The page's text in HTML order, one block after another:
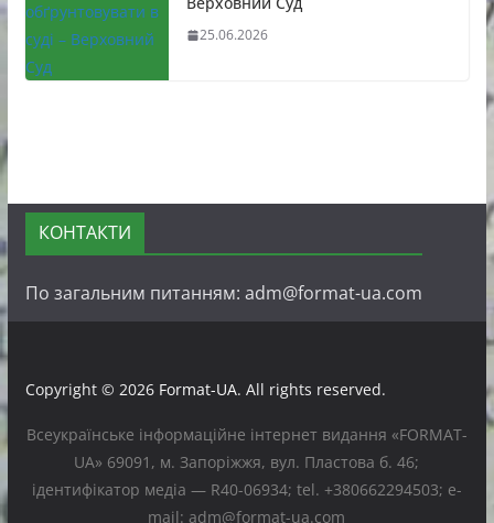
25.06.2026
КОНТАКТИ
По загальним питанням: adm@format-ua.com
Copyright © 2026 Format-UA. All rights reserved.
Всеукраїнське інформаційне інтернет видання «FORMAT-
UA» 69091, м. Запоріжжя, вул. Пластова б. 46;
ідентифікатор медіа — R40-06934; tel. +380662294503; e-
mail: adm@format-ua.com